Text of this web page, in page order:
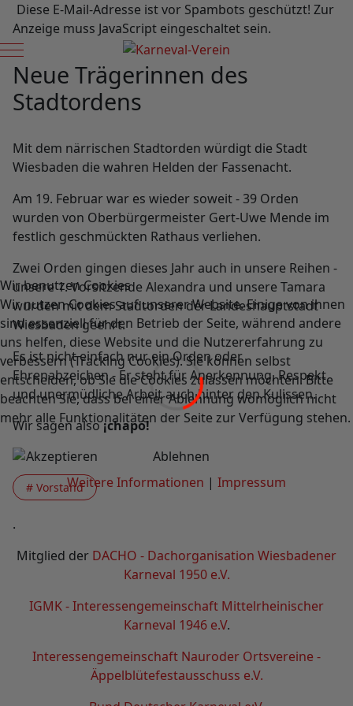
Diese E-Mail-Adresse ist vor Spambots geschützt! Zur
Anzeige muss JavaScript eingeschaltet sein.
Mobile Menu Toggle
Neue Trägerinnen des
Stadtordens
Mit dem närrischen Stadtorden würdigt die Stadt
Wiesbaden die wahren Helden der Fassenacht.
Am 19. Februar war es wieder soweit - 39 Orden
wurden von Oberbürgermeister Gert-Uwe Mende im
festlich geschmückten Rathaus verliehen.
Zwei Orden gingen dieses Jahr auch in unsere Reihen -
unsere 1. Vorsitzende Alexandra und unsere Tamara
wurden mit dem Stadtorden der Landeshauptstadt
Wiesbaden geehrt.
Es ist nicht einfach nur ein Orden oder
Ehrenabzeichen - Er steht für Anerkennung, Respekt
und unermüdliche Arbeit auch hinter den Kulissen.
Wir sagen also¡chapó!
# Vorstand
.
Mitglied der DACHO - Dachorganisation Wiesbadener
Karneval 1950 e.V.
IGMK - Interessengemeinschaft Mittelrheinischer
Karneval 1946 e.V.
Interessengemeinschaft Nauroder Ortsvereine -
Äppelblütefestausschuss e.V.
Wir benutzen Cookies
Wir nutzen Cookies auf unserer Website. Einige von ihnen
sind essenziell für den Betrieb der Seite, während andere
uns helfen, diese Website und die Nutzererfahrung zu
verbessern (Tracking Cookies). Sie können selbst
entscheiden, ob Sie die Cookies zulassen möchten. Bitte
beachten Sie, dass bei einer Ablehnung womöglich nicht
mehr alle Funktionalitäten der Seite zur Verfügung stehen.
Akzeptieren
Ablehnen
Weitere Informationen | Impressum